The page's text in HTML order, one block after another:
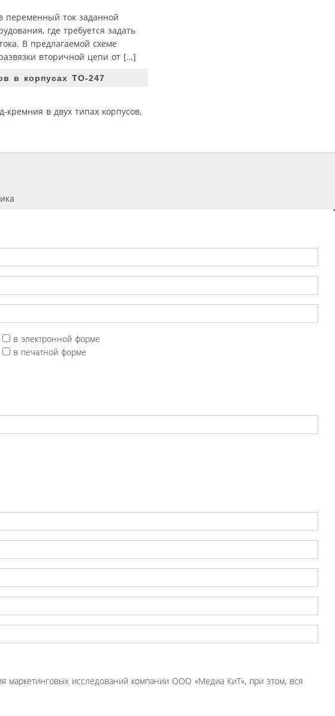
переменный ток заданной
где требуется задать
В предлагаемой схеме
вторичной цепи от […]
в корпусах TO-247
кремния в двух типах корпусов,
в электронной форме
в печатной форме
исследований компании ООО «Медиа КиТ», при этом, вся